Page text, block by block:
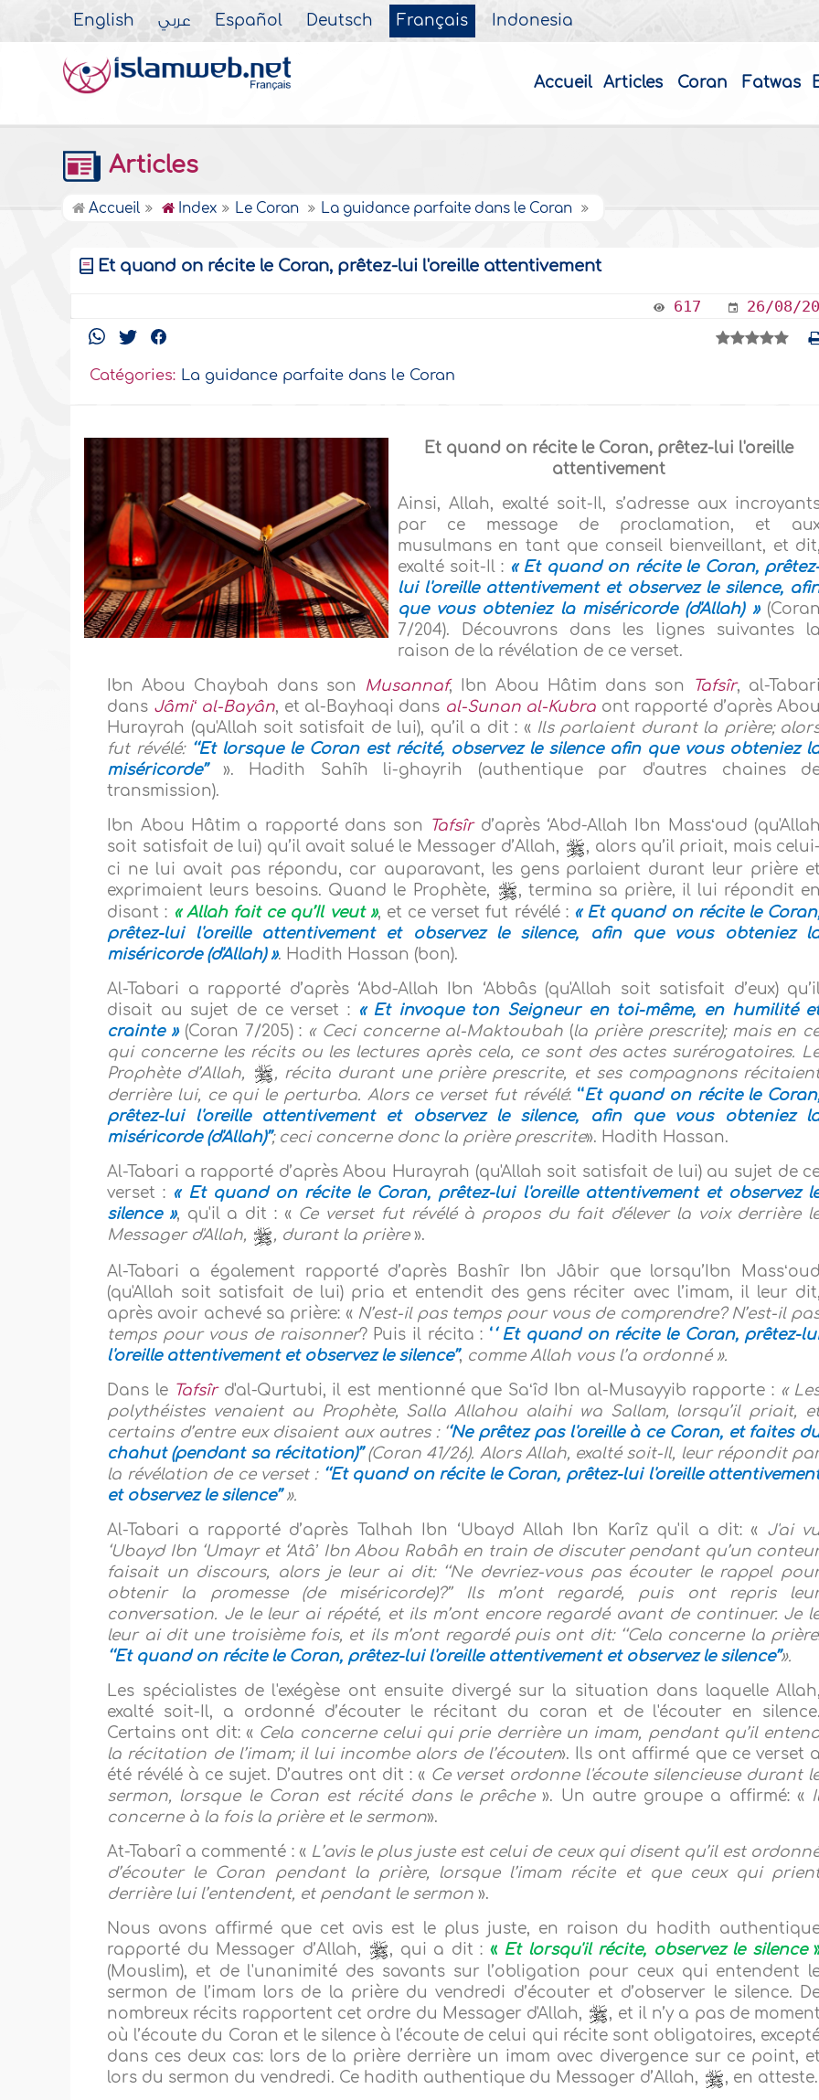
English عربي Español Deutsch Français Indonesia
Accueil Articles Coran Fatwas
Articles
Accueil Index Le Coran La guidance parfaite dans le Coran
Et quand on récite le Coran, prêtez-lui l'oreille attentivement
617 26/08/
Catégories: La guidance parfaite dans le Coran
Et quand on récite le Coran, prêtez-lui l'oreille
attentivement
Ainsi, Allah, exalté soit-Il, s’adresse aux
par ce message de proclamation, et
musulmans en tant que conseil bienveillant, et dit,
exalté soit-Il : « Et quand on récite le Coran,
lui l'oreille attentivement et observez le silence,
que vous obteniez la miséricorde (d'Allah) »(Coran
7/204). Découvrons dans les lignes suivantes la
raison de la révélation de ce verset.
Ibn Abou Chaybah dans son Musannaf, Ibn Abou Hâtim dans son Tafsîr, al-Tabari
dans Jâmiʻ al-Bayân, et al-Bayhaqi dans al-Sunan al-Kubra ont rapporté d’après Abou
Hurayrah (qu'Allah soit satisfait de lui), qu’il a dit : « Ils parlaient durant la prière;
fut révélé: ‘‘Et lorsque le Coran est récité, observez le silence afin que vous obteniez
miséricorde’’ ».
Hadith Sahîh li-ghayrih (authentique par d'autres chaines
transmission).
Ibn Abou Hâtim a rapporté dans son
Tafsîr d’après ‘Abd-Allah Ibn Massʻoud (qu'Allah
soit satisfait de lui) qu’il avait salué le Messager d’Allah,
, alors qu’il priait, mais celui-
ci ne lui avait pas répondu, car auparavant, les gens parlaient durant leur prière et
exprimaient leurs besoins. Quand le Prophète,
, termina sa prière, il lui répondit en
disant : « Allah fait ce qu’Il veut », et ce verset fut révélé : « Et quand on récite le
prêtez-lui l'oreille attentivement et observez le silence, afin que vous obteniez
miséricorde (d'Allah) ». Hadith Hassan (bon).
Al-Tabari a rapporté d’après ‘Abd-Allah Ibn ‘Abbâs (qu'Allah soit satisfait d’eux)
disait au sujet de ce verset : « Et invoque ton Seigneur en toi-même, en humilité
crainte »(Coran 7/205) : « Ceci concerne al-Maktoubah (la prière prescrite); mais en
qui concerne les récits ou les lectures après cela, ce sont des actes surérogatoires.
Prophète d’Allah,
, récita durant une prière prescrite, et ses compagnons
derrière lui, ce qui le perturba. Alors ce verset fut révélé:‘‘Et quand on récite le
prêtez-lui l'oreille attentivement et observez le silence, afin que vous obteniez
miséricorde (d'Allah)’’; ceci concerne donc la prière prescrite». Hadith Hassan.
Al-Tabari a rapporté d’après Abou Hurayrah (qu'Allah soit satisfait de lui) au sujet de
verset : « Et quand on récite le Coran, prêtez-lui l'oreille attentivement et observez
silence », qu'il a dit : « Ce verset fut révélé à propos du fait d'élever la voix derrière
Messager d'Allah,
, durant la prière».
Al-Tabari a également rapporté d’après Bashîr Ibn Jâbir que lorsqu’Ibn Massʻoud
(qu'Allah soit satisfait de lui) pria et entendit des gens réciter avec l’imam, il leur dit,
après avoir achevé sa prière: « N’est-il pas temps pour vous de comprendre? N’est-il
temps pour vous de raisonner? Puis il récita : ‘‘ Et quand on récite le Coran, prêtez-
l'oreille attentivement et observez le silence’’, comme Allah vous l’a ordonné ».
Dans le Tafsîrd'al-Qurtubi, il est mentionné que Saʻîd Ibn al-Musayyib rapporte : «
polythéistes venaient au Prophète, Salla Allahou alaihi wa Sallam, lorsqu’il priait,
certains d’entre eux disaient aux autres : ‘‘Ne prêtez pas l'oreille à ce Coran, et faites
chahut (pendant sa récitation)’’ (Coran 41/26). Alors Allah, exalté soit-Il, leur répondit
la révélation de ce verset :‘‘Et quand on récite le Coran, prêtez-lui l'oreille
et observez le silence’’».
Al-Tabari a rapporté d’après Talhah Ibn ‘Ubayd Allah Ibn Karîz qu'il a dit: « J'ai
‘Ubayd Ibn ‘Umayr et ‘Atâʼ Ibn Abou Rabâh en train de discuter pendant qu’un
faisait un discours, alors je leur ai dit: ‘‘Ne devriez-vous pas écouter le rappel
obtenir la promesse (de miséricorde)?’’ Ils m’ont regardé, puis ont repris
conversation. Je le leur ai répété, et ils m’ont encore regardé avant de continuer. Je
leur ai dit une troisième fois, et ils m’ont regardé puis ont dit: ‘‘Cela concerne la prière
‘‘Et quand on récite le Coran, prêtez-lui l'oreille attentivement et observez le silence’’».
Les spécialistes de l'exégèse ont ensuite divergé sur la situation dans laquelle Allah,
exalté soit-Il, a ordonné d’écouter le récitant du coran et de l'écouter en silence.
Certains ont dit: « Cela concerne celui qui prie derrière un imam, pendant qu’il
la récitation de l’imam; il lui incombe alors de l’écouter». Ils ont affirmé que ce verset a
été révélé à ce sujet. D’autres ont dit : « Ce verset ordonne l'écoute silencieuse durant
sermon, lorsque le Coran est récité dans le prêche». Un autre groupe a affirmé: «
concerne à la fois la prière et le sermon».
At-Tabarî a commenté : « L’avis le plus juste est celui de ceux qui disent qu’il est
d’écouter le Coran pendant la prière, lorsque l’imam récite et que ceux qui
derrière lui l’entendent, et pendant le sermon».
Nous avons affirmé que cet avis est le plus juste, en raison du hadith
rapporté du Messager d’Allah,
, qui a dit : « Et lorsqu'il récite, observez le silence
(Mouslim), et de l'unanimité des savants sur l’obligation pour ceux qui entendent
sermon de l’imam lors de la prière du vendredi d’écouter et d’observer le silence.
nombreux récits rapportent cet ordre du Messager d'Allah,
, et il n’y a pas de moment
où l’écoute du Coran et le silence à l’écoute de celui qui récite sont obligatoires,
dans ces deux cas: lors de la prière derrière un imam avec divergence sur ce point, et
lors du sermon du vendredi. Ce hadith authentique du Messager d’Allah,
, en atteste.